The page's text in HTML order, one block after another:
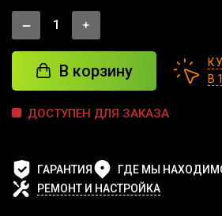
В корзину
В
ДОСТУПЕН ДЛЯ ЗАКАЗА
ГАРАНТИЯ
ГДЕ МЫ
РЕМОНТ И НАСТРОЙКА